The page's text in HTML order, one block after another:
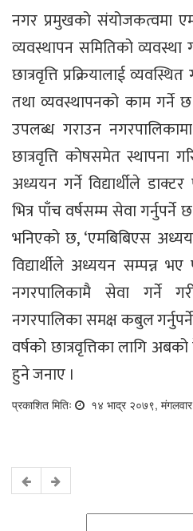
नगर प्रमुखको संयोजकत्वमा
व्यवस्थापन समितिको
छात्रवृत्ति प्रक्रियालाई
तथा व्यवस्थापनको काम गर्ने छ ।
उपलब्ध गराउन
छात्रवृत्ति कोषसमेत स्थापना
अध्ययन गर्ने विद्यार्थीले
भित्र पाँच वर्षसम्म सेवा
भनिएको छ, ‘एमबिबिएस
विद्यार्थीले अध्ययन सम्पन्न
नगरपालिकामै सेवा गर्ने
नगरपालिका समक्ष कबुल
वर्षको छात्रवृत्तिका लागि
हुने जनाए ।
प्रकाशित मितिः १४ भाद्र २०७९,